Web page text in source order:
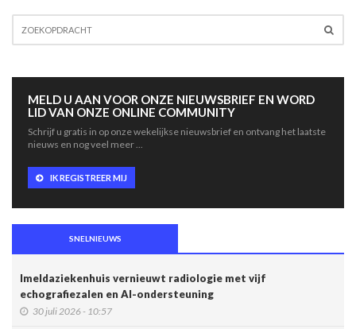
MELD U AAN VOOR ONZE NIEUWSBRIEF EN WORD
LID VAN ONZE ONLINE COMMUNITY
Schrijf u gratis in op onze wekelijkse nieuwsbrief en ontvang het laatste
nieuws en nog veel meer ...
IK REGISTREER MIJ
SNELNIEUWS
Imeldaziekenhuis vernieuwt radiologie met vijf
echografiezalen en AI-ondersteuning
30 juli 2026 - 10:57